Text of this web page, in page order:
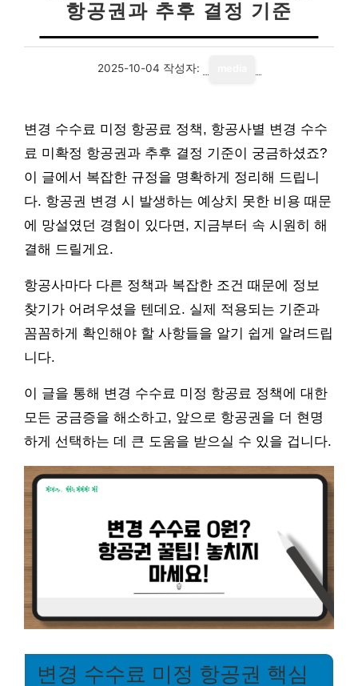
항공권과 추후 결정 기준
2025-10-04 작성자:
변경 수수료 미정 항공료 정책, 항공사별 변경 수수
료 미확정 항공권과 추후 결정 기준이 궁금하셨죠?
이 글에서 복잡한 규정을 명확하게 정리해 드립니
다. 항공권 변경 시 발생하는 예상치 못한 비용 때문
에 망설였던 경험이 있다면, 지금부터 속 시원히 해
결해 드릴게요.
항공사마다 다른 정책과 복잡한 조건 때문에 정보
찾기가 어려우셨을 텐데요. 실제 적용되는 기준과
꼼꼼하게 확인해야 할 사항들을 알기 쉽게 알려드립
니다.
이 글을 통해 변경 수수료 미정 항공료 정책에 대한
모든 궁금증을 해소하고, 앞으로 항공권을 더 현명
하게 선택하는 데 큰 도움을 받으실 수 있을 겁니다.
변경 수수료 미정 항공권 핵심